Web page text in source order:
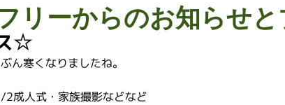
☆
ん寒くなりましたね。
成人式・家族撮影などなど
リーからのお知らせと